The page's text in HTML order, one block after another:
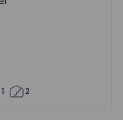
1 2